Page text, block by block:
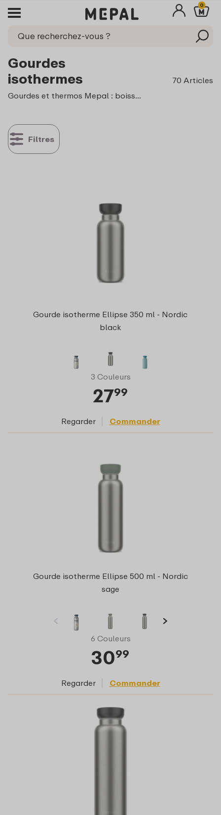
0
Gourdes
isothermes
70 Articles
Gourdes et thermos Mepal : boissons chaudes ou froides, toujours à la température idéale. Avec la gamme Ellipse isotherme, emportez votre café ou gardez votre eau pétillante fraîche. Ces essentiels garantissent que vos boissons restent à la température parfaite, que ce soit pour un café ou un thé chaud, ou pour une boisson rafraîchissante tout au long de la journée, où que vous soyez.
Filtres
Gourde isotherme Ellipse 350 ml - Nordic
black
3 Couleurs
2799
Regarder Commander
Gourde isotherme Ellipse 500 ml - Nordic
sage
6 Couleurs
3099
Regarder Commander